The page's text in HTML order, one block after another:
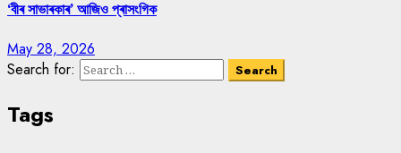
‘বীৰ সাভাৰকাৰ’ আজিও প্ৰাসংগিক
May 28, 2026
Search for:
Tags